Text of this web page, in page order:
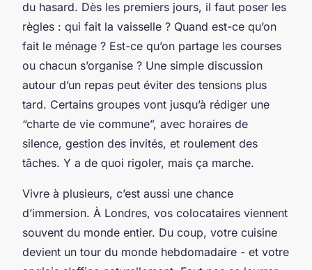
du hasard. Dès les premiers jours, il faut poser les
règles : qui fait la vaisselle ? Quand est-ce qu’on
fait le ménage ? Est-ce qu’on partage les courses
ou chacun s’organise ? Une simple discussion
autour d’un repas peut éviter des tensions plus
tard. Certains groupes vont jusqu’à rédiger une
“charte de vie commune”, avec horaires de
silence, gestion des invités, et roulement des
tâches. Y a de quoi rigoler, mais ça marche.
Vivre à plusieurs, c’est aussi une chance
d’immersion. À Londres, vos colocataires viennent
souvent du monde entier. Du coup, votre cuisine
devient un tour du monde hebdomadaire - et votre